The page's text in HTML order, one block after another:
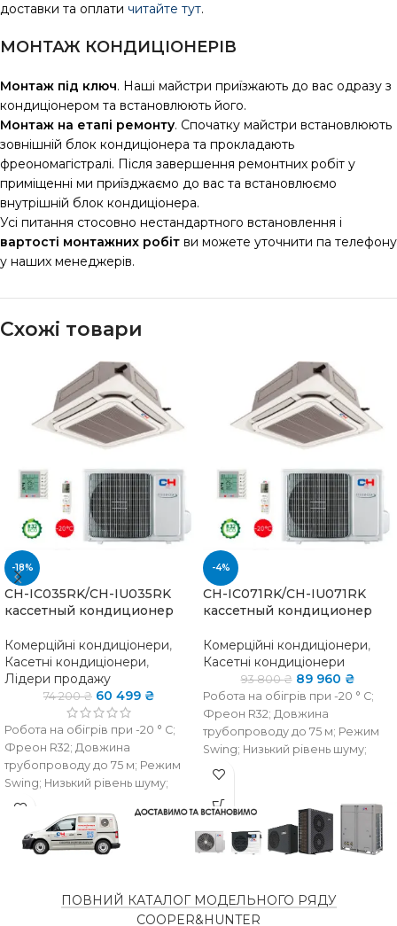
доставки та оплати читайте тут.
МОНТАЖ КОНДИЦІОНЕРІВ
Монтаж під ключ. Наші майстри приїзжають до вас одразу з
кондиціонером та встановлюють його.
Монтаж на етапі ремонту. Спочатку майстри встановлюють
зовнішній блок кондиціонера та прокладають
фреономагістралі. Після завершення ремонтних робіт у
приміщенні ми приїзджаємо до вас та встановлюємо
внутрішній блок кондиціонера.
Усі питання стосовно нестандартного встановлення і
вартості монтажних робіт ви можете уточнити па телефону
у наших менеджерів.
Схожі товари
-18%
CH-IC035RK/CH-IU035RK
кассетный кондиционер
Комерційні кондиціонери,
Касетні кондиціонери,
Лідери продажу
74 200₴ 60 499 ₴
Робота на обігрів при -20 ° C;
Фреон R32; Довжина
трубопроводу до 75 м; Режим
Swing; Низький рівень шуму;
Інтелектуальне
розморожування
НАЯВНІСТЬ НА
-4%
CH-IC071RK/CH-IU071RK
кассетный кондиционер
Комерційні кондиціонери,
Касетні кондиціонери
93 800₴ 89 960 ₴
Робота на обігрів при -20 ° C;
Фреон R32; Довжина
трубопроводу до 75 м; Режим
Swing; Низький рівень шуму;
Інтелектуальне
НАЯВНІСТЬ НА
СКЛАДІ
ТИП
КОМПРЕСОРУ
ПОВНИЙ КАТАЛОГ МОДЕЛЬНОГО РЯДУ
COOPER&HUNTER